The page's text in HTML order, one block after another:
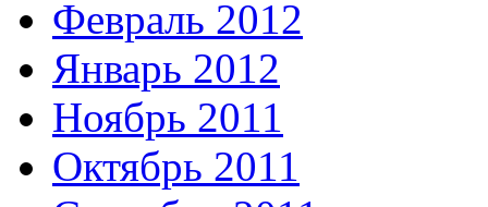
Февраль 2012
Январь 2012
Ноябрь 2011
Октябрь 2011